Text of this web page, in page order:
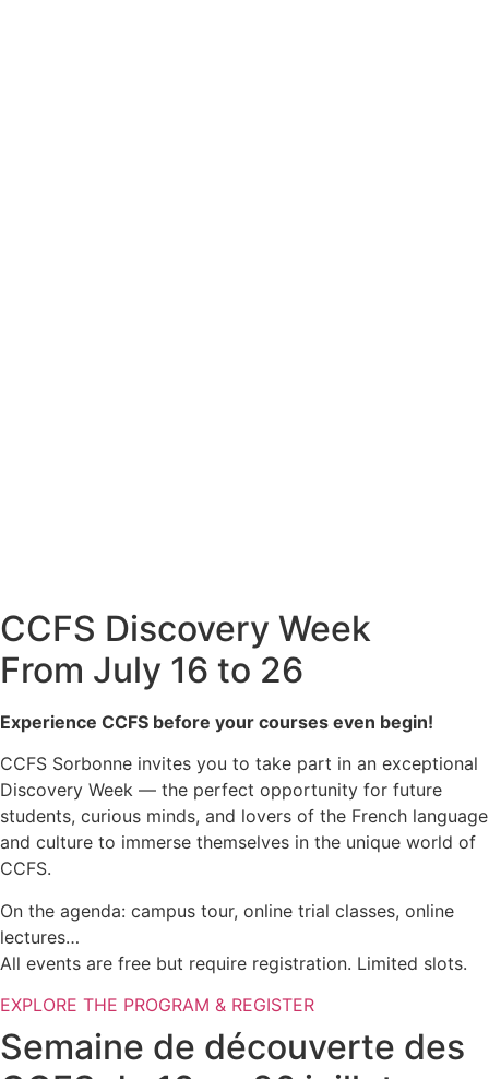
CCFS Discovery Week
From July 16 to 26
Experience CCFS before your courses even begin!
CCFS Sorbonne invites you to take part in an exceptional
Discovery Week — the perfect opportunity for future
students, curious minds, and lovers of the French language
and culture to immerse themselves in the unique world of
CCFS.
On the agenda: campus tour, online trial classes, online
lectures…
All events are free but require registration. Limited slots.
EXPLORE THE PROGRAM & REGISTER
Semaine de découverte des